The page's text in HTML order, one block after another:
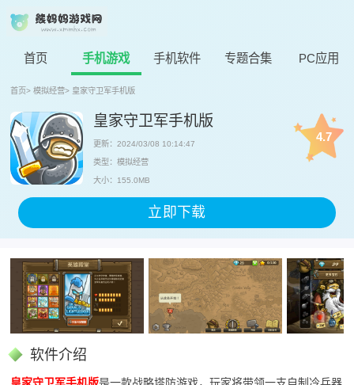
首页 手机游戏 手机软件 专题合集 PC应用
首页> 模拟经营> 皇家守卫军手机版
皇家守卫军手机版
更新：2024/03/08 10:14:47
类型：模拟经营
大小：155.0MB
4.7
立即下载
软件介绍